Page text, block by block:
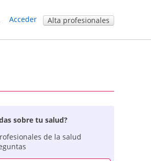
Acceder Alta profesionales
sobre tu salud?
de la salud